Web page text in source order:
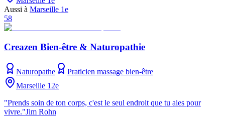
Aussi à Marseille 1e
58
Creazen Bien-être & Naturopathie
Naturopathe
Praticien massage bien-être
Marseille 12e
"Prends soin de ton corps, c'est le seul endroit que tu aies pour
vivre."Jim Rohn